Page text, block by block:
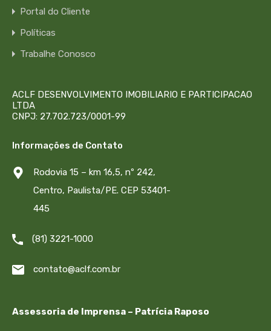
Portal do Cliente
Políticas
Trabalhe Conosco
ACLF DESENVOLVIMENTO IMOBILIARIO E PARTICIPACAO
LTDA
CNPJ: 27.702.723/0001-99
Informações de Contato
Rodovia 15 – km 16,5, nº 242,
Centro, Paulista/PE. CEP 53401-
445
(81) 3221-1000
contato@aclf.com.br
Assessoria de Imprensa – Patrícia Raposo